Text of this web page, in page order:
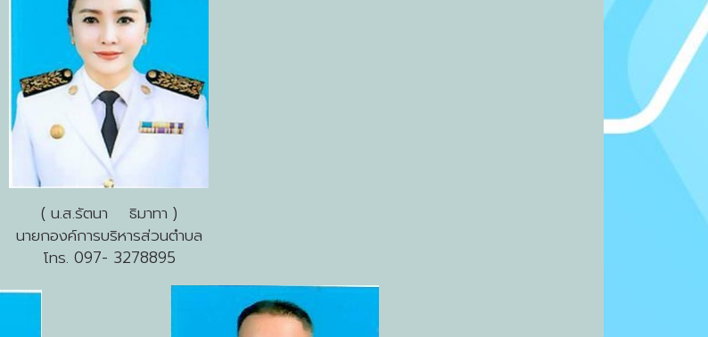
( น.ส.รัตนา ธิมาทา )
นายกองค์การบริหารส่วนตำบล
โทร. 097- 3278895